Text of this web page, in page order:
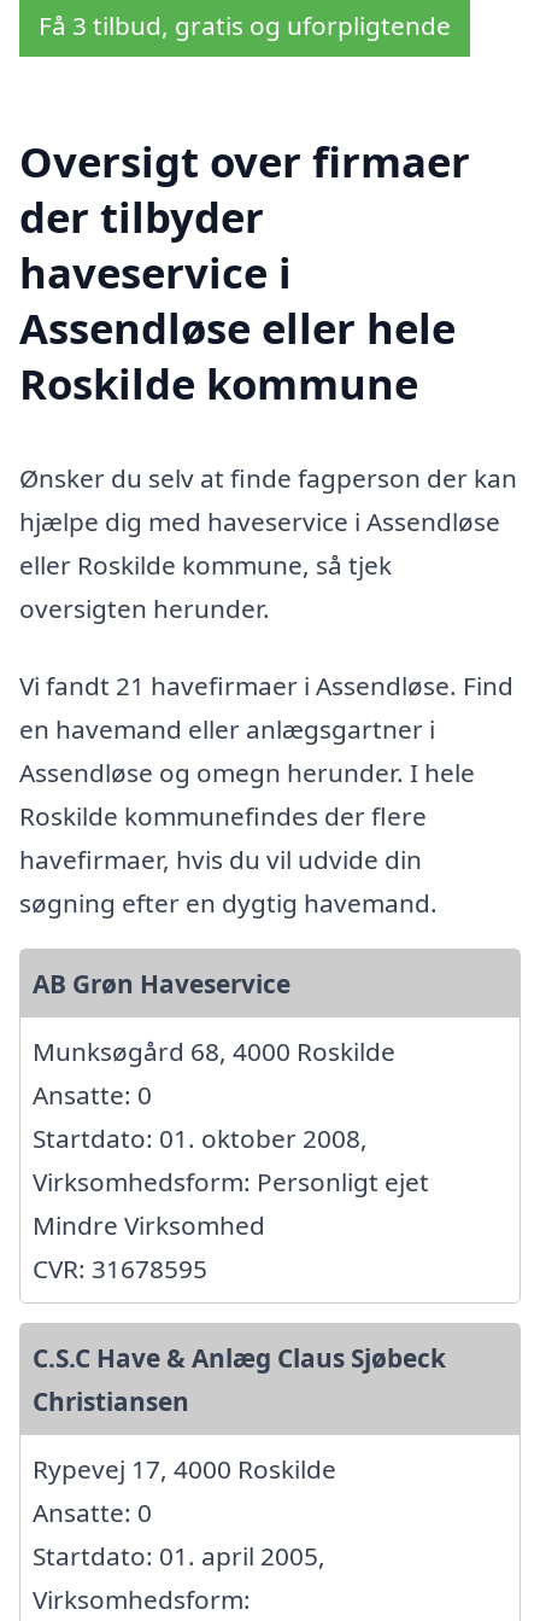
Få 3 tilbud, gratis og uforpligtende
Oversigt over firmaer
der tilbyder
haveservice i
Assendløse eller hele
Roskilde kommune
Ønsker du selv at finde fagperson der kan
hjælpe dig med haveservice i Assendløse
eller Roskilde kommune, så tjek
oversigten herunder.
Vi fandt 21 havefirmaer i Assendløse. Find
en havemand eller anlægsgartner i
Assendløse og omegn herunder. I hele
Roskilde kommunefindes der flere
havefirmaer, hvis du vil udvide din
søgning efter en dygtig havemand.
AB Grøn Haveservice
Munksøgård 68, 4000 Roskilde
Ansatte: 0
Startdato: 01. oktober 2008,
Virksomhedsform: Personligt ejet
Mindre Virksomhed
CVR: 31678595
C.S.C Have & Anlæg Claus Sjøbeck
Christiansen
Rypevej 17, 4000 Roskilde
Ansatte: 0
Startdato: 01. april 2005,
Virksomhedsform: